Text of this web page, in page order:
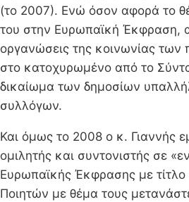
(το 2007). Ενώ όσον αφορά το
του στην Ευρωπαϊκή Έκφραση,
οργανώσεις της κοινωνίας των
στο κατοχυρωμένο από το
δικαίωμα των δημοσίων
συλλόγων.
Και όμως το 2008 ο κ. Γιαννής
ομιλητής και συντονιστής σε
Ευρωπαϊκής Έκφρασης με
Ποιητών με θέμα τους